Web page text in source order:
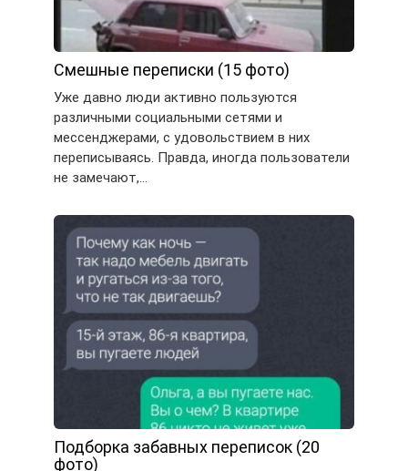
Смешные переписки (15 фото)
Уже давно люди активно пользуются
различными социальными сетями и
мессенджерами, с удовольствием в них
переписываясь. Правда, иногда пользователи
не замечают,…
Подборка забавных переписок (20
фото)